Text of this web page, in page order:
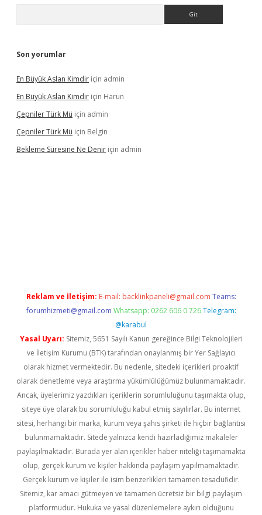
Son yorumlar
En Büyük Aslan Kimdir için admin
En Büyük Aslan Kimdir için Harun
Çepniler Türk Mü için admin
Çepniler Türk Mü için Belgin
Bekleme Süresine Ne Denir için admin
Reklam ve İletişim: E-mail: backlinkpaneli@gmail.com Teams:
forumhizmeti@gmail.com Whatsapp: 0262 606 0 726 Telegram:
@karabul
Yasal Uyarı: Sitemiz, 5651 Sayılı Kanun gereğince Bilgi Teknolojileri
ve İletişim Kurumu (BTK) tarafından onaylanmış bir Yer Sağlayıcı
olarak hizmet vermektedir. Bu nedenle, sitedeki içerikleri proaktif
olarak denetleme veya araştırma yükümlülüğümüz bulunmamaktadır.
Ancak, üyelerimiz yazdıkları içeriklerin sorumluluğunu taşımakta olup,
siteye üye olarak bu sorumluluğu kabul etmiş sayılırlar. Bu internet
sitesi, herhangi bir marka, kurum veya şahıs şirketi ile hiçbir bağlantısı
bulunmamaktadır. Sitede yalnızca kendi hazırladığımız makaleler
paylaşılmaktadır. Burada yer alan içerikler haber niteliği taşımamakta
olup, gerçek kurum ve kişiler hakkında paylaşım yapılmamaktadır.
Gerçek kurum ve kişiler ile isim benzerlikleri tamamen tesadüfidir.
Sitemiz, kar amacı gütmeyen ve tamamen ücretsiz bir bilgi paylaşım
platformudur. Hukuka ve yasal düzenlemelere aykırı olduğunu